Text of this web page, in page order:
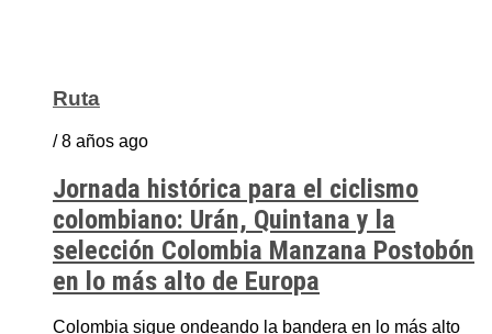
Ruta
/ 8 años ago
Jornada histórica para el ciclismo
colombiano: Urán, Quintana y la
selección Colombia Manzana Postobón
en lo más alto de Europa
Colombia sigue ondeando la bandera en lo más alto